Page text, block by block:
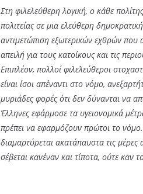
Στη φιλελεύθερη λογική, ο κάθε
πολιτείας σε μια ελεύθερη
αντιμετώπιση εξωτερικών εχθρών που
απειλή για τους κατοίκους και τις
Επιπλέον, πολλοί φιλελεύθεροι
είναι ίσοι απέναντι στο νόμο,
μυριάδες φορές ότι δεν δύνανται να
Έλληνες εφάρμοσε τα υγειονομικά
πρέπει να εφαρμόζουν πρώτοι το
διαμαρτύρεται ακατάπαυστα τις μέρες
σέβεται κανέναν και τίποτα, ούτε καν